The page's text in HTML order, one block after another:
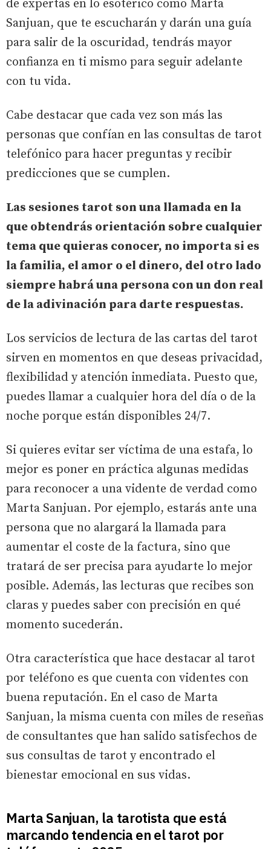
de expertas en lo esotérico como Marta
Sanjuan, que te escucharán y darán una guía
para salir de la oscuridad, tendrás mayor
confianza en ti mismo para seguir adelante
con tu vida.
Cabe destacar que cada vez son más las
personas que confían en las consultas de tarot
telefónico para hacer preguntas y recibir
predicciones que se cumplen.
Las sesiones tarot son una llamada en la
que obtendrás orientación sobre cualquier
tema que quieras conocer, no importa si es
la familia, el amor o el dinero, del otro lado
siempre habrá una persona con un don real
de la adivinación para darte respuestas.
Los servicios de lectura de las cartas del tarot
sirven en momentos en que deseas privacidad,
flexibilidad y atención inmediata. Puesto que,
puedes llamar a cualquier hora del día o de la
noche porque están disponibles 24/7.
Si quieres evitar ser víctima de una estafa, lo
mejor es poner en práctica algunas medidas
para reconocer a una vidente de verdad como
Marta Sanjuan. Por ejemplo, estarás ante una
persona que no alargará la llamada para
aumentar el coste de la factura, sino que
tratará de ser precisa para ayudarte lo mejor
posible. Además, las lecturas que recibes son
claras y puedes saber con precisión en qué
momento sucederán.
Otra característica que hace destacar al tarot
por teléfono es que cuenta con videntes con
buena reputación. En el caso de Marta
Sanjuan, la misma cuenta con miles de reseñas
de consultantes que han salido satisfechos de
sus consultas de tarot y encontrado el
bienestar emocional en sus vidas.
Marta Sanjuan, la tarotista que está
marcando tendencia en el tarot por